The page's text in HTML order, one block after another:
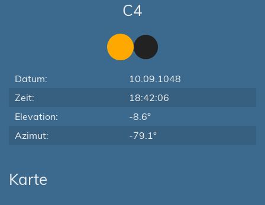
C4
Datum:
10.09.1048
Zeit:
18:42:06
Elevation:
-8.6°
Azimut:
-79.1°
Karte